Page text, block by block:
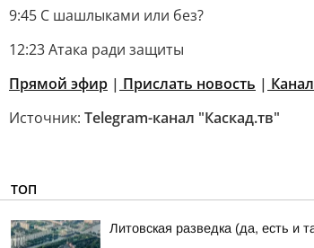
9:45 С шашлыками или без?
12:23 Атака ради защиты
Прямой эфир | Прислать новоcть |
Источник: Telegram-канал "Каскад.тв"
ТОП
Литовская разведка (да, есть и